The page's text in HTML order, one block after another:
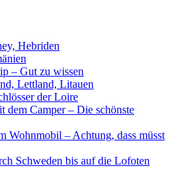
Hebriden
– Gut zu wissen
Lettland, Litauen
der Loire
dem Camper – Die schönste
Wohnmobil – Achtung, dass müsst
Schweden bis auf die Lofoten